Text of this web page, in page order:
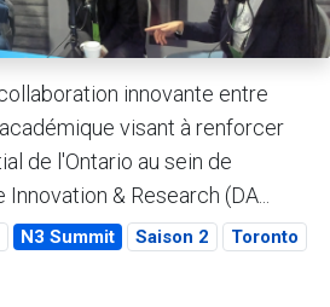
innovante entre
visant à renforcer
de l'Ontario au sein de
& Research (DA...
N3 Summit Saison 2 Toronto